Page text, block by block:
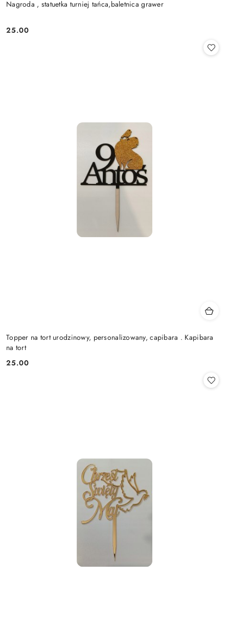
Nagroda , statuetka turniej tańca,baletnica grawer
Cena:
25.00
Topper na tort urodzinowy, personalizowany, capibara . Kapibara
na tort
Cena:
25.00